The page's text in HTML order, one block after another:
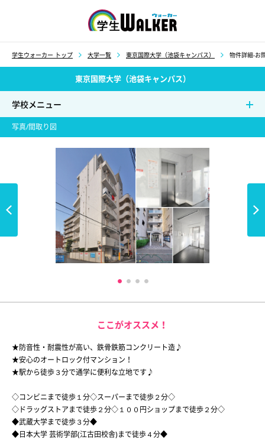
学生ウォーカー トップ 大学一覧 東京国際大学（池袋キャンパス） 物件詳細-お
東京国際大学（池袋キャンパス）
学校メニュー
写真/間取り図
ここがオススメ！
★防音性・耐震性が高い、鉄骨鉄筋コンクリート造♪
★安心のオートロック付マンション！
★駅から徒歩３分で通学に便利な立地です♪
◇コンビニまで徒歩１分◇スーパーまで徒歩２分◇
◇ドラッグストアまで徒歩２分◇１００円ショップまで徒歩２分◇
◆武蔵大学まで徒歩３分◆
◆日本大学 芸術学部(江古田校舎)まで徒歩４分◆